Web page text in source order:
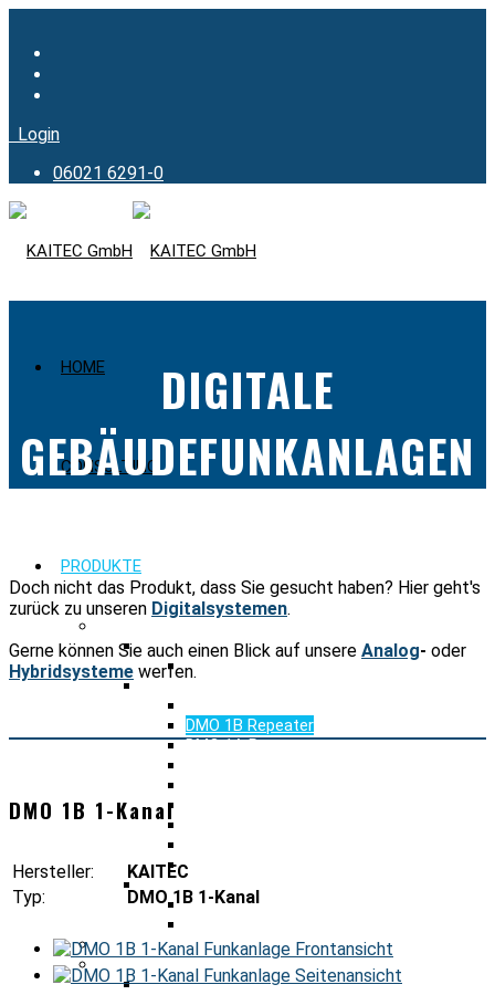
Login
06021 6291-0
HOME
CONSULTING
PRODUKTE
BOS ANALOG
2m Teil C Solo
DMO 1B Repeater
DMO 1A Repeater
Optisches Verteilsystem TMO
BOS HYBRID
TMOa + 2m
NOTFALLKOMMUNIKATION S-BIC
DIGITALE FUNKKOMPONENTEN
TETRA Gleichwelle
DIGITALE
GEBÄUDEFUNKANLAGEN
Doch nicht das Produkt, dass Sie gesucht haben? Hier geht's
zurück zu unseren Digitalsystemen.
Gerne können Sie auch einen Blick auf unsere Analog- oder
Hybridsysteme werfen.
DMO 1B 1-Kanal
Hersteller:
KAITEC
Typ:
DMO 1B 1-Kanal